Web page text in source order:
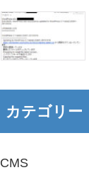
カテゴリー
CMS